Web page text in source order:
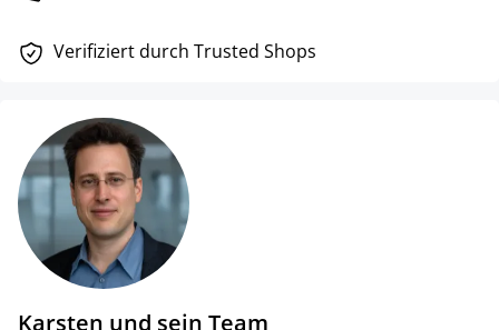
Verifiziert durch Trusted Shops
Karsten und sein Team